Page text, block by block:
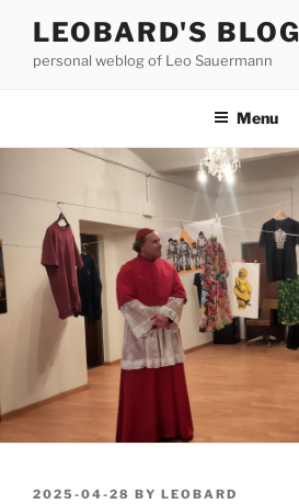
content
LEOBARD'S BLOG
personal weblog of Leo Sauermann
Menu
POSTED
2025-04-28 BY LEOBARD